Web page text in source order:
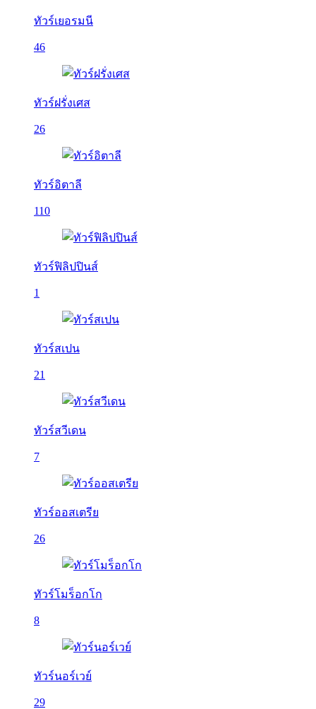
ทัวร์เยอรมนี
46
ทัวร์ฝรั่งเศส
26
ทัวร์อิตาลี
110
ทัวร์ฟิลิปปินส์
1
ทัวร์สเปน
21
ทัวร์สวีเดน
7
ทัวร์ออสเตรีย
26
ทัวร์โมร็อกโก
8
ทัวร์นอร์เวย์
29